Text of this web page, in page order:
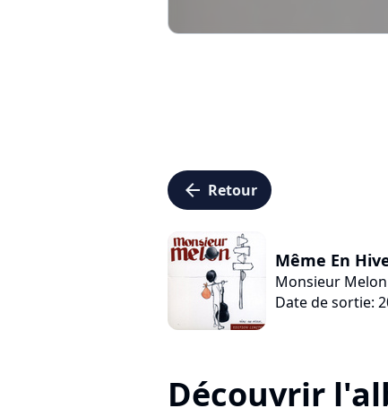
arrow_left Retour
Même En
Monsieur Melon
Date de sortie:
Découvrir